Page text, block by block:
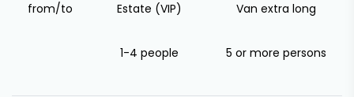
from/to
Estate (VIP)
1-4 people
Van extra long
5 or more persons